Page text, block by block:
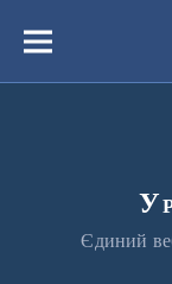
вмістуМеню
Єдиний